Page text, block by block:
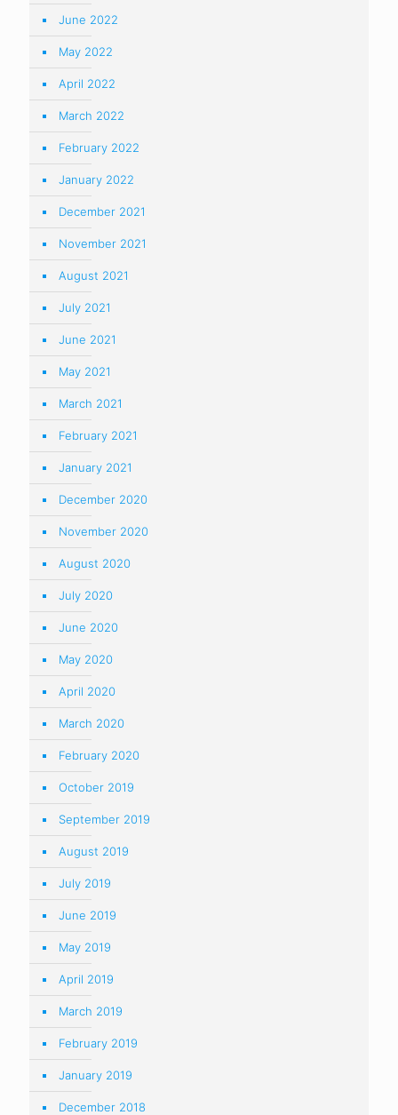
June 2022
May 2022
April 2022
March 2022
February 2022
January 2022
December 2021
November 2021
August 2021
July 2021
June 2021
May 2021
March 2021
February 2021
January 2021
December 2020
November 2020
August 2020
July 2020
June 2020
May 2020
April 2020
March 2020
February 2020
October 2019
September 2019
August 2019
July 2019
June 2019
May 2019
April 2019
March 2019
February 2019
January 2019
December 2018